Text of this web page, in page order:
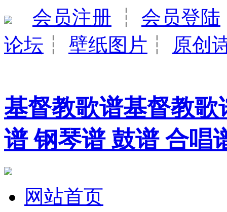
会员注册 ┆ 会员登陆
论坛 ┆ 壁纸图片 ┆ 原创
基督教歌谱基督教
谱 钢琴谱 鼓谱 合唱
网站首页